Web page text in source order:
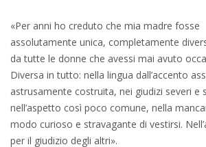
«Per anni ho creduto che mia madre fosse
assolutamente unica, completamente
da tutte le donne che avessi mai avuto
Diversa in tutto: nella lingua dall’accento
astrusamente costruita, nei giudizi severi e
nell’aspetto così poco comune, nella
modo curioso e stravagante di vestirsi.
per il giudizio degli altri».